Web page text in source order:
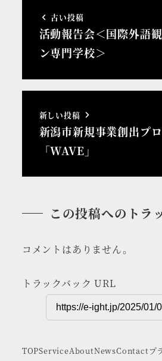
古い投稿
活動報告会＜国際外語
ン専門学校＞
新しい投稿
新潟市新規事業創出プ
「WAVE」
この投稿へのトラ
コメントはありません。
トラックバック URL
TOPServiceAboutNewsContactプ